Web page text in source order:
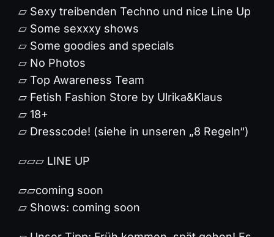
⏥ Sexy treibenden Techno und nice Line Up
⏥ Some sexxxy shows
⏥ Some goodies and specials
⏥ No Photos
⏥ Top Awareness Team
⏥ Fetish Fashion Store by Ulrika&Klaus
⏥ 18+
⏥ Dresscode! (siehe in unseren „8 Regeln“)
⏥⏥⏥ LINE UP
⏥⏥coming soon
⏥ Shows: coming soon